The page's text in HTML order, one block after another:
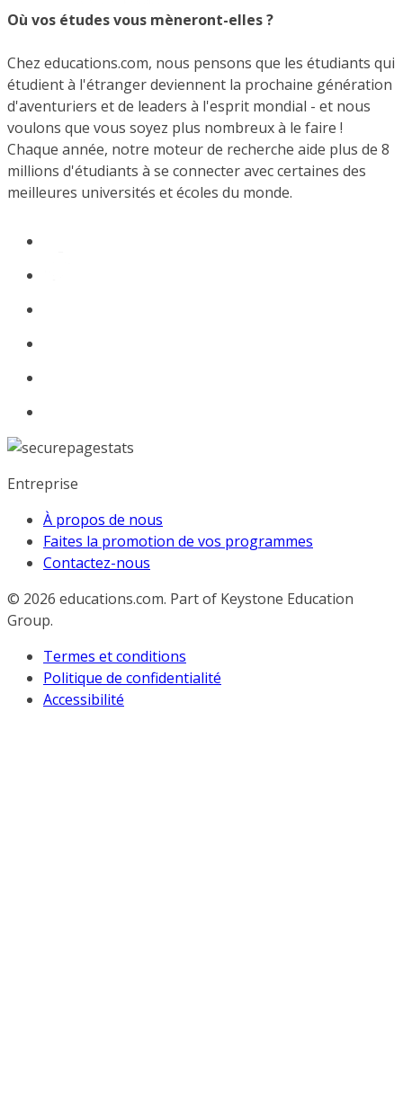
Où vos études vous mèneront-elles ?
Chez educations.com, nous pensons que les étudiants qui
étudient à l'étranger deviennent la prochaine génération
d'aventuriers et de leaders à l'esprit mondial - et nous
voulons que vous soyez plus nombreux à le faire !
Chaque année, notre moteur de recherche aide plus de 8
millions d'étudiants à se connecter avec certaines des
meilleures universités et écoles du monde.
Entreprise
À propos de nous
Faites la promotion de vos programmes
Contactez-nous
© 2026 educations.com. Part of Keystone Education
Group.
Termes et conditions
Politique de confidentialité
Accessibilité